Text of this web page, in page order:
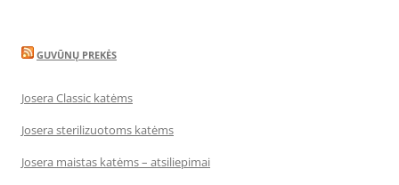
GUVŪNŲ PREKĖS
Josera Classic katėms
Josera sterilizuotoms katėms
Josera maistas katėms – atsiliepimai